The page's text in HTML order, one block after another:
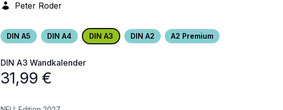
Peter Roder
DIN A5 DIN A4 DIN A3 DIN A2 A2 Premium
DIN A3 Wandkalender
31,99 €